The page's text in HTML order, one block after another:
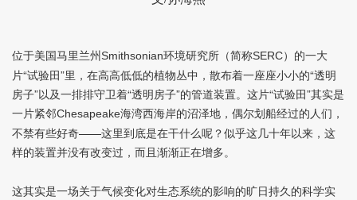
位于美国马里兰州Smithsonian环境研究所（简称SERC）的一大
片“试验田”里，在高高低低的植物丛中，散布着一座座小小的“透明
房子”以及一排排守卫着“透明房子”的管道装置。这片“试验田”其实是
一片紧邻Chesapeake海湾西海岸的沼泽地，偶尔划船经过的人们，
不禁有些好奇——这里到底是在干什么呢？似乎这几十年以来，这
样的装置并没有改变过，而且渐渐正在增多。
这其实是一场关于气候变化对生态系统的影响的旷日持久的科学实